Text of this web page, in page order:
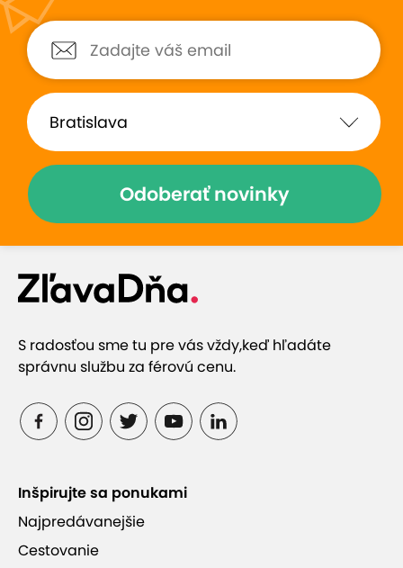
Odoberať novinky
S radosťou sme tu pre vás vždy,keď hľadáte
správnu službu za férovú cenu.
Inšpirujte sa ponukami
Najpredávanejšie
Cestovanie